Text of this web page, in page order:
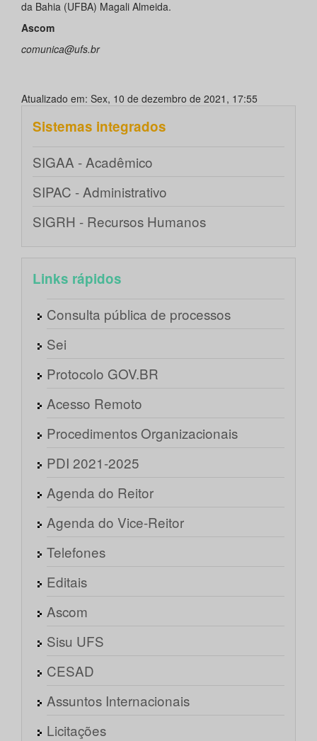
da Bahia (UFBA) Magali Almeida.
Ascom
comunica@ufs.br
Atualizado em: Sex, 10 de dezembro de 2021, 17:55
Sistemas integrados
SIGAA - Acadêmico
SIPAC - Administrativo
SIGRH - Recursos Humanos
Links rápidos
Consulta pública de processos
Sei
Protocolo GOV.BR
Acesso Remoto
Procedimentos Organizacionais
PDI 2021-2025
Agenda do Reitor
Agenda do Vice-Reitor
Telefones
Editais
Ascom
Sisu UFS
CESAD
Assuntos Internacionais
Licitações